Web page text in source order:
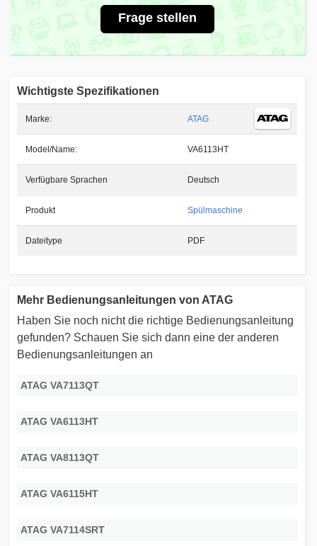
Frage stellen
Wichtigste Spezifikationen
Marke: ATAG
Model/Name: VA6113HT
Verfügbare Sprachen Deutsch
Produkt Spülmaschine
Dateitype PDF
Mehr Bedienungsanleitungen von ATAG
Haben Sie noch nicht die richtige Bedienungsanleitung
gefunden? Schauen Sie sich dann eine der anderen
Bedienungsanleitungen an
ATAG VA7113QT
ATAG VA6113HT
ATAG VA8113QT
ATAG VA6115HT
ATAG VA7114SRT